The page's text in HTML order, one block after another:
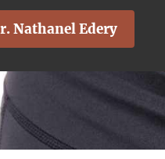
Nathanel Edery